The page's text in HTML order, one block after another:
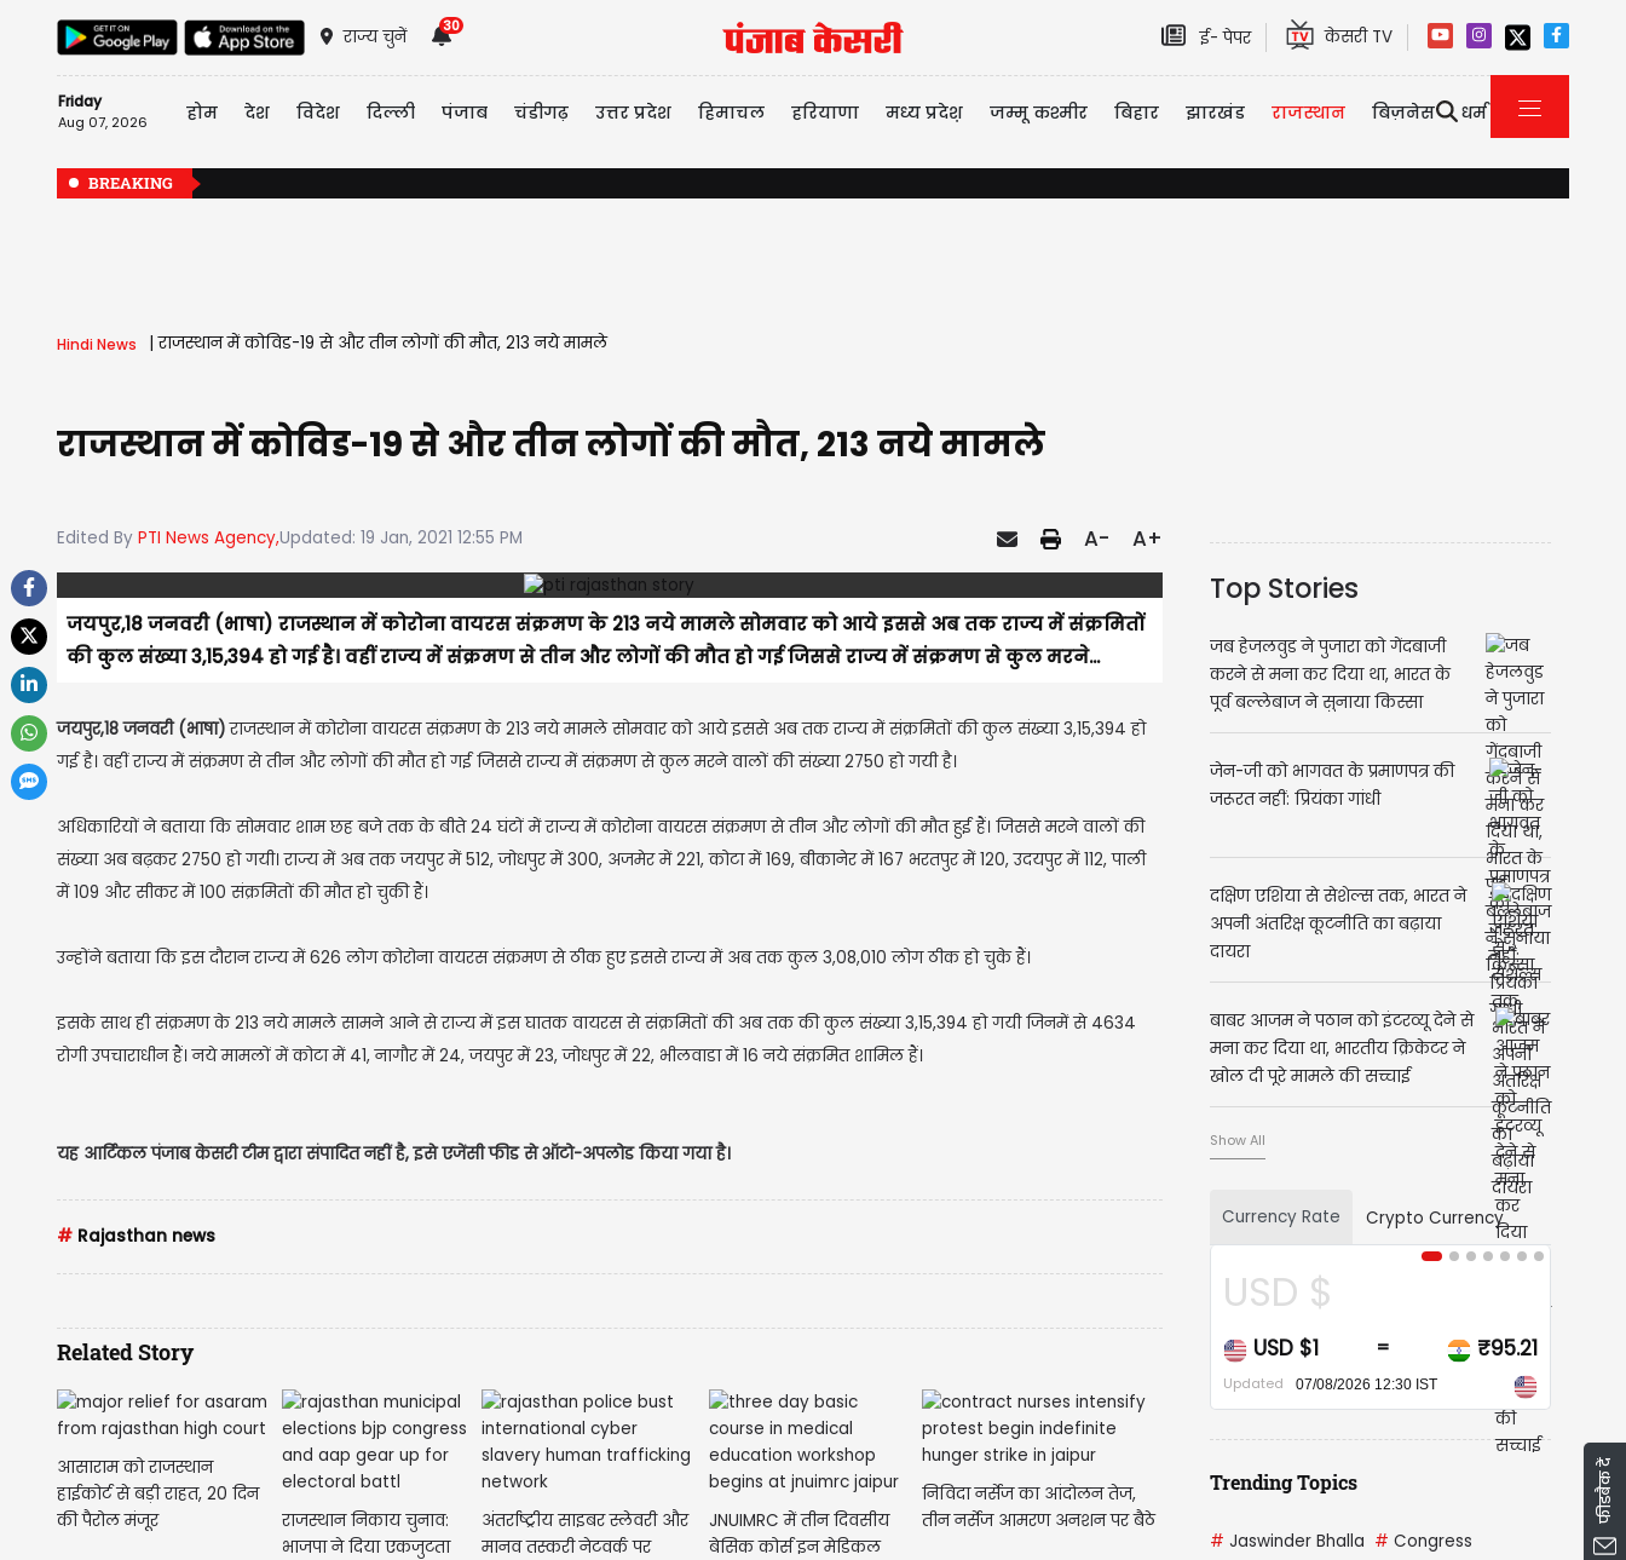
राज्य चुनें
30
ई- पेपर केसरी TV
Friday
Aug 07, 2026 होम देश विदेश दिल्ली पंजाब चंडीगढ़ उत्तर प्रदेश हिमाचल हरियाणा मध्य प्रदेश़ जम्मू कश्मीर बिहार झारखंड राजस्थान बिज़नेस धर्म
BREAKING
Hindi News |राजस्थान में कोविड-19 से और तीन लोगों की मौत, 213 नये मामले
राजस्थान में कोविड-19 से और तीन लोगों की मौत, 213 नये मामले
Edited By PTI News Agency,Updated: 19 Jan, 2021 12:55 PM A- A+
जयपुर,18 जनवरी (भाषा) राजस्थान में कोरोना वायरस संक्रमण के 213 नये मामले सोमवार को आये इससे अब तक राज्य में संक्रमितों
की कुल संख्या 3,15,394 हो गई है। वहीं राज्य में संक्रमण से तीन और लोगों की मौत हो गई जिससे राज्य में संक्रमण से कुल मरने...
जयपुर,18 जनवरी (भाषा)राजस्थान में कोरोना वायरस संक्रमण के 213 नये मामले सोमवार को आये इससे अब तक राज्य में संक्रमितों की कुल संख्या 3,15,394 हो
गई है। वहीं राज्य में संक्रमण से तीन और लोगों की मौत हो गई जिससे राज्य में संक्रमण से कुल मरने वालों की संख्‍या 2750 हो गयी है।
अधिकारियों ने बताया कि सोमवार शाम छह बजे तक के बीते 24 घंटों में राज्य में कोरोना वायरस संक्रमण से तीन और लोगों की मौत हुई हैं। जिससे मरने वालों की
संख्या अब बढ़कर 2750 हो गयी। राज्य में अब तक जयपुर में 512, जोधपुर में 300, अजमेर में 221, कोटा में 169, बीकानेर में 167 भरतपुर में 120, उदयपुर में 112, पाली
में 109 और सीकर में 100 संक्रमितों की मौत हो चुकी हैं।
उन्होंने बताया कि इस दौरान राज्य में 626 लोग कोरोना वायरस संक्रमण से ठीक हुए इससे राज्य में अब तक कुल 3,08,010 लोग ठीक हो चुके हैं।
इसके साथ ही संक्रमण के 213 नये मामले सामने आने से राज्य में इस घातक वायरस से संक्रमितों की अब तक की कुल संख्या 3,15,394 हो गयी जिनमें से 4634
रोगी उपचाराधीन हैं। नये मामलों में कोटा में 41, नागौर में 24, जयपुर में 23, जोधपुर में 22, भीलवाडा में 16 नये संक्रमित शामिल हैं।
यह आर्टिकल पंजाब केसरी टीम द्वारा संपादित नहीं है, इसे एजेंसी फीड से ऑटो-अपलोड किया गया है।
# Rajasthan news
Related Story
आसाराम को राजस्थान
हाईकोर्ट से बड़ी राहत, 20 दिन
की पैरोल मंजूर
राजस्थान निकाय चुनाव:
भाजपा ने दिया एकजुटता
अंतर्राष्ट्रीय साइबर स्लेवरी और
मानव तस्करी नेटवर्क पर
JNUIMRC में तीन दिवसीय
बेसिक कोर्स इन मेडिकल
निविदा नर्सेज का आंदोलन तेज,
तीन नर्सेज आमरण अनशन पर बैठे
Top Stories
जब हेजलवुड ने पुजारा को गेंदबाजी
करने से मना कर दिया था, भारत के
पूर्व बल्लेबाज ने सुनाया किस्सा
जेन-जी को भागवत के प्रमाणपत्र की
जरूरत नहीं: प्रियंका गांधी
दक्षिण एशिया से सेशेल्स तक, भारत ने
अपनी अंतरिक्ष कूटनीति का बढ़ाया
दायरा
बाबर आजम ने पठान को इंटरव्यू देने से
मना कर दिया था, भारतीय क्रिकेटर ने
खोल दी पूरे मामले की सच्चाई
Show All
Currency Rate Crypto Currency
USD $
₹95.21
CAD $
CAD $1 =
Updated 07/08/2026 12:30 IST
Trending Topics
# Jaswinder Bhalla # Congress
फीडबैक दें